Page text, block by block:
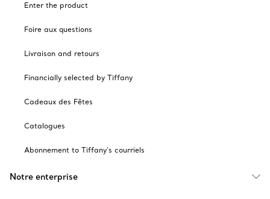
Enter the product
Foire aux questions
Livraison and retours
Financially selected by Tiffany
Cadeaux des Fêtes
Catalogues
Abonnement to Tiffany's courriels
Notre enterprise